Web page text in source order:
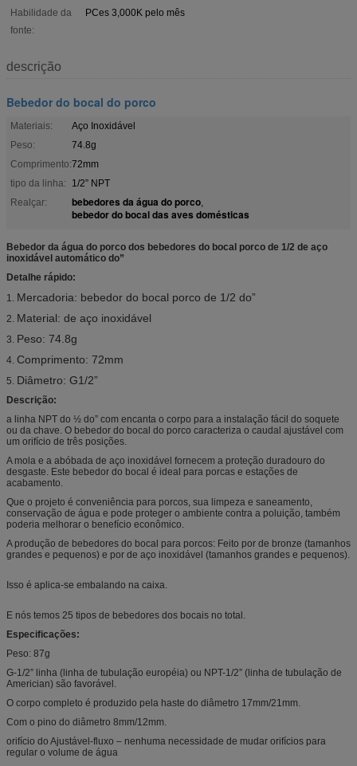
Habilidade da
fonte:
PCes 3,000K pelo mês
descrição
Bebedor do bocal do porco
Materiais:
Aço Inoxidável
Peso:
74.8g
Comprimento:72mm
tipo da linha:
1/2” NPT
Realçar:
bebedores da água do porco,
bebedor do bocal das aves domésticas
Bebedor da água do porco dos bebedores do bocal porco de 1/2 de aço
inoxidável automático do”
Detalhe rápido:
1. Mercadoria: bebedor do bocal porco de 1/2 do”
2. Material: de aço inoxidável
3. Peso: 74.8g
4. Comprimento: 72mm
5. Diâmetro: G1/2”
Descrição:
a linha NPT do ½ do” com encanta o corpo para a instalação fácil do soquete
ou da chave. O bebedor do bocal do porco caracteriza o caudal ajustável com
um orifício de três posições.
A mola e a abóbada de aço inoxidável fornecem a proteção duradouro do
desgaste. Este bebedor do bocal é ideal para porcas e estações de
acabamento.
Que o projeto é conveniência para porcos, sua limpeza e saneamento,
conservação de água e pode proteger o ambiente contra a poluição, também
poderia melhorar o benefício econômico.
A produção de bebedores do bocal para porcos: Feito por de bronze (tamanhos
grandes e pequenos) e por de aço inoxidável (tamanhos grandes e pequenos).
Isso é aplica-se embalando na caixa.
E nós temos 25 tipos de bebedores dos bocais no total.
Especificações:
Peso: 87g
G-1/2” linha (linha de tubulação européia) ou NPT-1/2” (linha de tubulação de
Americian) são favorável.
O corpo completo é produzido pela haste do diâmetro 17mm/21mm.
Com o pino do diâmetro 8mm/12mm.
orifício do Ajustável-fluxo – nenhuma necessidade de mudar orifícios para
regular o volume de água